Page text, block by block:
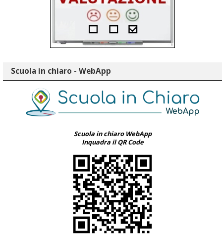
Scuola in chiaro - WebApp
Scuola in chiaro WebApp
Inquadra il QR Code